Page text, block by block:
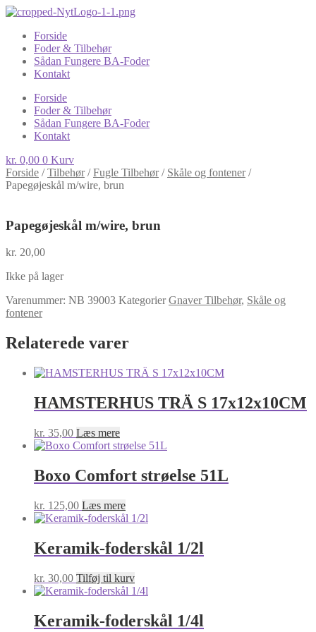
Forside
Foder & Tilbehør
Sådan Fungere BA-Foder
Kontakt
Forside
Foder & Tilbehør
Sådan Fungere BA-Foder
Kontakt
kr. 0,00 0 Kurv
Forside /Tilbehør/Fugle Tilbehør/ Skåle og fontener/
Papegøjeskål m/wire, brun
Papegøjeskål m/wire, brun
kr. 20,00
Ikke på lager
Varenummer: NB 39003 Kategorier Gnaver Tilbehør, Skåle og
fontener
Relaterede varer
HAMSTERHUS TRÄ S 17x12x10CM
kr. 35,00 Læs mere
Boxo Comfort strøelse 51L
kr. 125,00 Læs mere
Keramik-foderskål 1/2l
kr. 30,00 Tilføj til kurv
Keramik-foderskål 1/4l